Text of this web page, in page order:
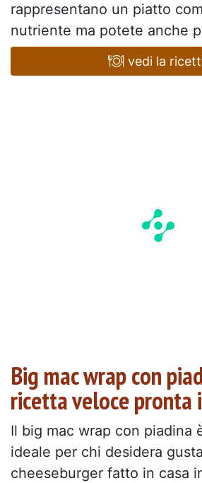
rappresentano un piatto
nutriente ma potete anche
vedi la
Big mac wrap con
ricetta veloce pronta
Il big mac wrap con piadina
ideale per chi desidera
cheeseburger fatto in casa